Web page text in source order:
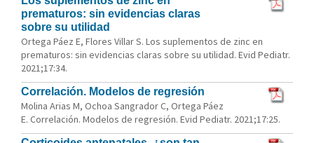
prematuros: sin evidencias claras
sobre su utilidad
Ortega Páez E, Flores Villar S. Los suplementos de zinc en
prematuros: sin evidencias claras sobre su utilidad. Evid Pediatr.
2021;17:34.
Correlación. Modelos de regresión
Molina Arias M, Ochoa Sangrador C, Ortega Páez
E. Correlación. Modelos de regresión. Evid Pediatr. 2021;17:25.